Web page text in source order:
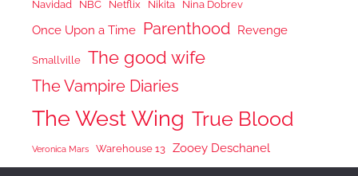
Navidad NBC Netflix Nikita Nina Dobrev
Once Upon a Time Parenthood Revenge
Smallville The good wife
The Vampire Diaries
The West Wing True Blood
Veronica Mars Warehouse 13 Zooey Deschanel